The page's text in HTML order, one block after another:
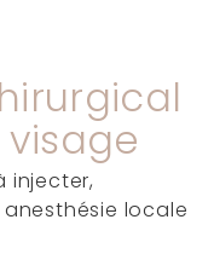
injecter,
locale